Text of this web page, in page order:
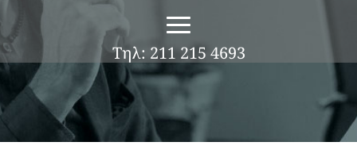
Τηλ: 211 215 4693